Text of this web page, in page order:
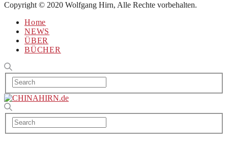
Copyright © 2020 Wolfgang Hirn, Alle Rechte vorbehalten.
Home
NEWS
ÜBER
BÜCHER